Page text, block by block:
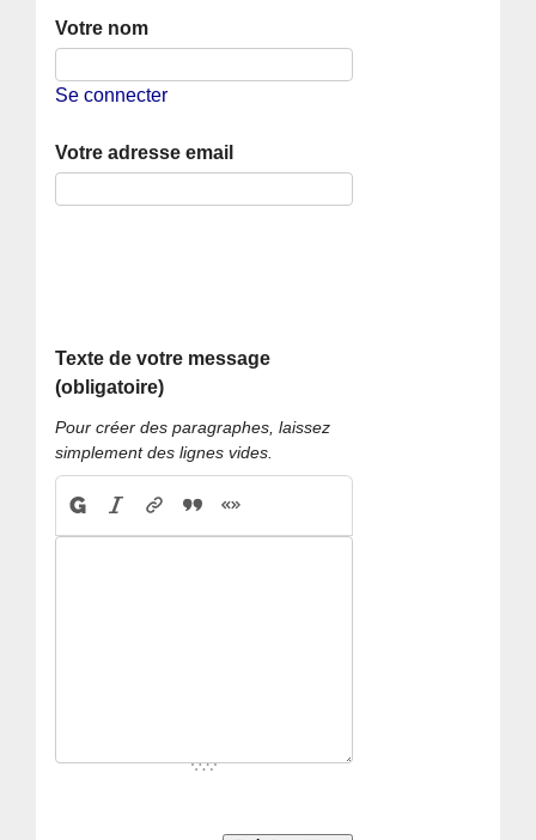
Votre nom
Se connecter
Votre adresse email
Texte de votre message
(obligatoire)
Pour créer des paragraphes, laissez
simplement des lignes vides.